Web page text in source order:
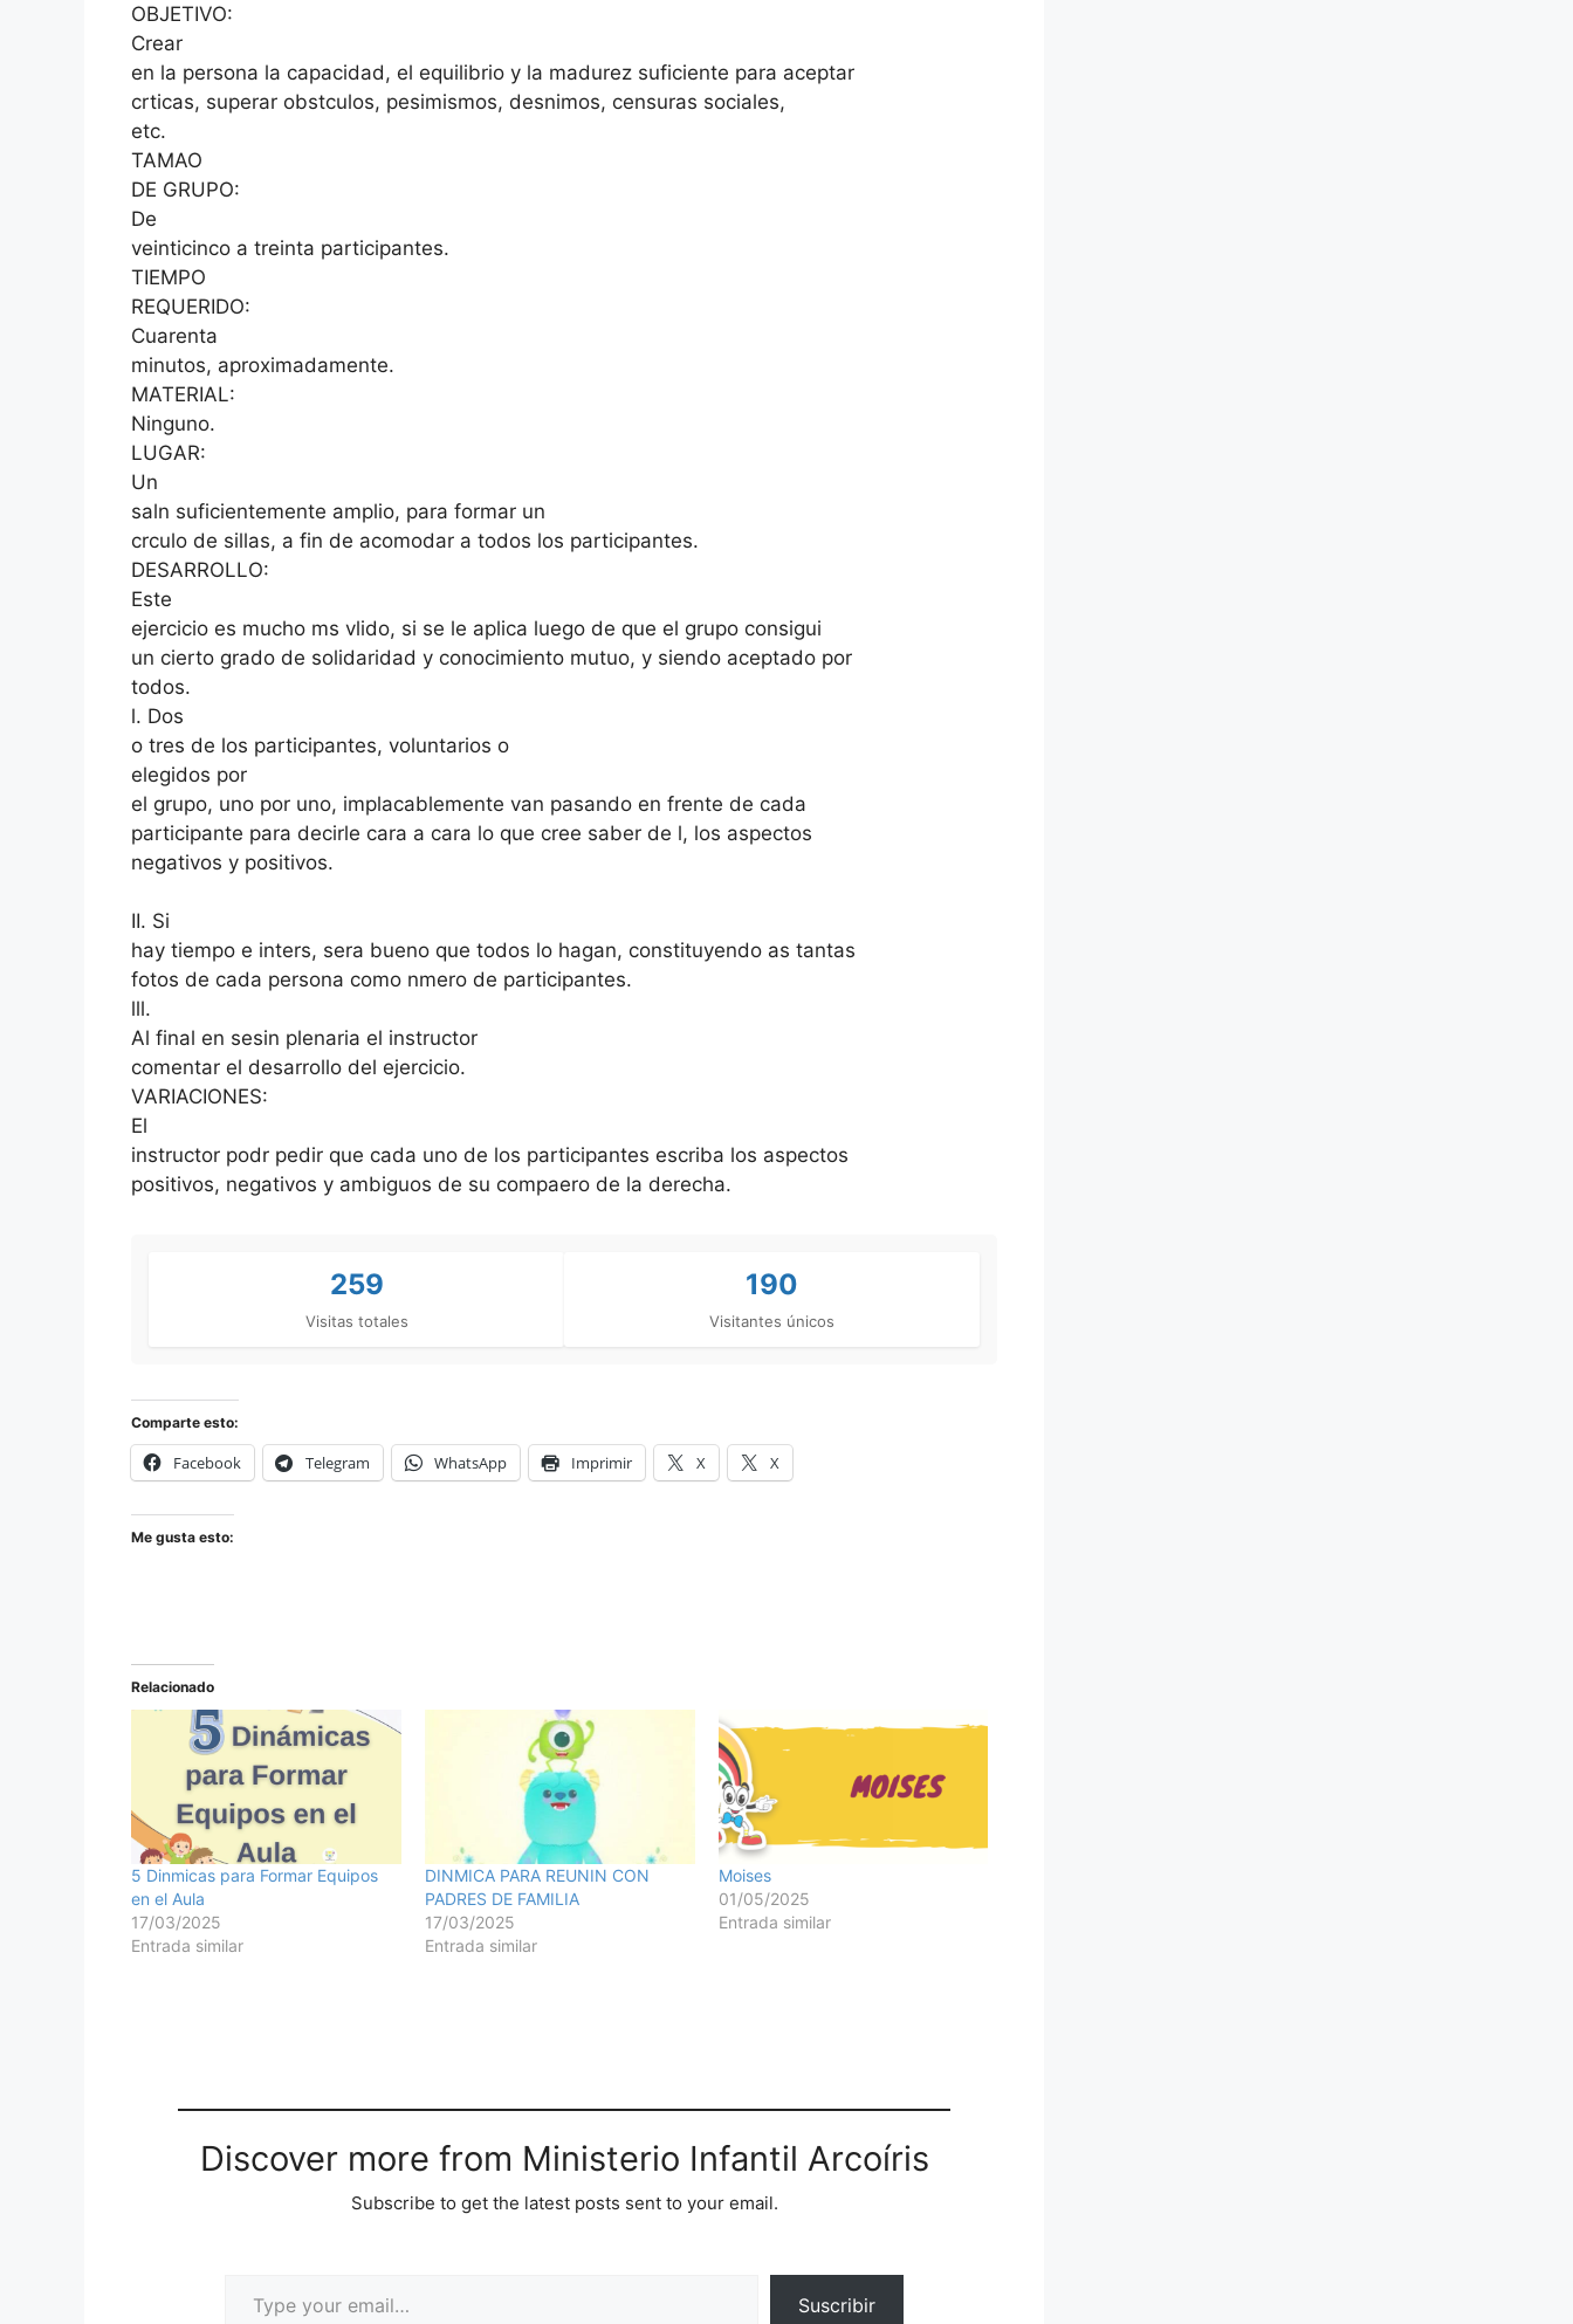
OBJETIVO:
Crear
en la persona la capacidad, el equilibrio y la madurez suficiente para aceptar
crticas, superar obstculos, pesimismos, desnimos, censuras sociales,
etc.
TAMAO
DE GRUPO:
De
veinticinco a treinta participantes.
TIEMPO
REQUERIDO:
Cuarenta
minutos, aproximadamente.
MATERIAL:
Ninguno.
LUGAR:
Un
saln suficientemente amplio, para formar un
crculo de sillas, a fin de acomodar a todos los participantes.
DESARROLLO:
Este
ejercicio es mucho ms vlido, si se le aplica luego de que el grupo consigui
un cierto grado de solidaridad y conocimiento mutuo, y siendo aceptado por
todos.
l. Dos
o tres de los participantes, voluntarios o
elegidos por
el grupo, uno por uno, implacablemente van pasando en frente de cada
participante para decirle cara a cara lo que cree saber de l, los aspectos
negativos y positivos.
II. Si
hay tiempo e inters, sera bueno que todos lo hagan, constituyendo as tantas
fotos de cada persona como nmero de participantes.
lll.
Al final en sesin plenaria el instructor
comentar el desarrollo del ejercicio.
VARIACIONES:
El
instructor podr pedir que cada uno de los participantes escriba los aspectos
positivos, negativos y ambiguos de su compaero de la derecha.
259
Visitas totales
190
Visitantes únicos
Comparte esto:
Facebook Telegram WhatsApp Imprimir X X
Me gusta esto:
Relacionado
5 Dinmicas para Formar Equipos
en el Aula
17/03/2025
Entrada similar
DINMICA PARA REUNIN CON
PADRES DE FAMILIA
17/03/2025
Entrada similar
Moises
01/05/2025
Entrada similar
Discover more from Ministerio Infantil Arcoíris
Subscribe to get the latest posts sent to your email.
Suscribir